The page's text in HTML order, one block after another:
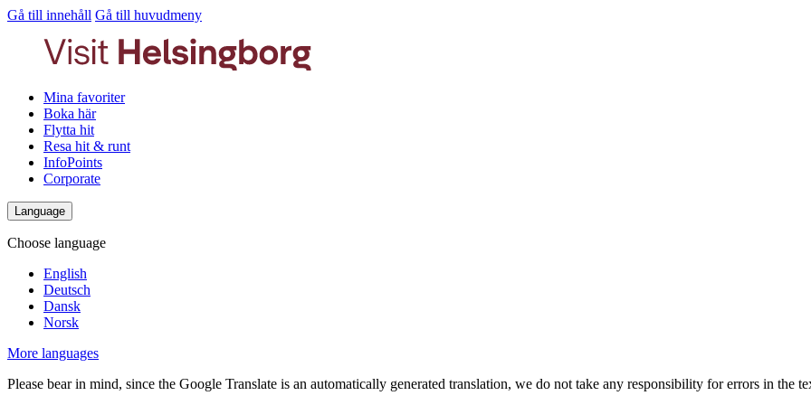
Gå till innehåll Gå till huvudmeny
Mina favoriter
Boka här
Flytta hit
Resa hit & runt
InfoPoints
Corporate
Language
Choose language
English
Deutsch
Dansk
Norsk
More languages
Please bear in mind, since the Google Translate is an automatically generated translation, we do not take any responsibility for errors in the